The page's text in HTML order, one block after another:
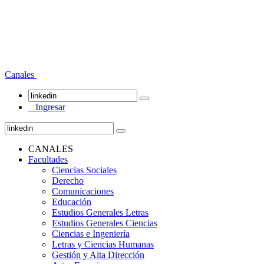
Canales
Ingresar
CANALES
Facultades
Ciencias Sociales
Derecho
Comunicaciones
Educación
Estudios Generales Letras
Estudios Generales Ciencias
Ciencias e Ingeniería
Letras y Ciencias Humanas
Gestión y Alta Dirección